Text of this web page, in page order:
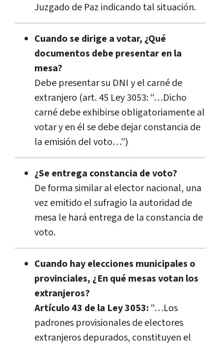
Juzgado de Paz indicando tal situación.
Cuando se dirige a votar, ¿Qué
documentos debe presentar en la
mesa?
Debe presentar su DNI y el carné de
extranjero (art. 45 Ley 3053: “…Dicho
carné debe exhibirse obligatoriamente al
votar y en él se debe dejar constancia de
la emisión del voto…”)
¿Se entrega constancia de voto?
De forma similar al elector nacional, una
vez emitido el sufragio la autoridad de
mesa le hará entrega de la constancia de
voto.
Cuando hay elecciones municipales o
provinciales, ¿En qué mesas votan los
extranjeros?
Artículo 43 de la Ley 3053: “…Los
padrones provisionales de electores
extranjeros depurados, constituyen el